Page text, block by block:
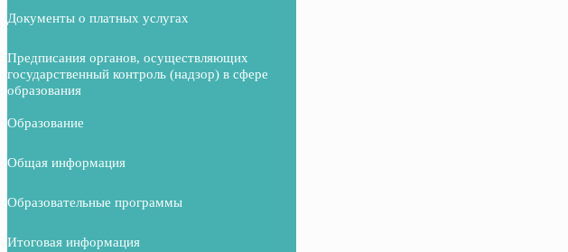
Документы о платных услугах
Предписания органов, осуществляющих
государственный контроль (надзор) в сфере
образования
Образование
Общая информация
Образовательные программы
Итоговая информация